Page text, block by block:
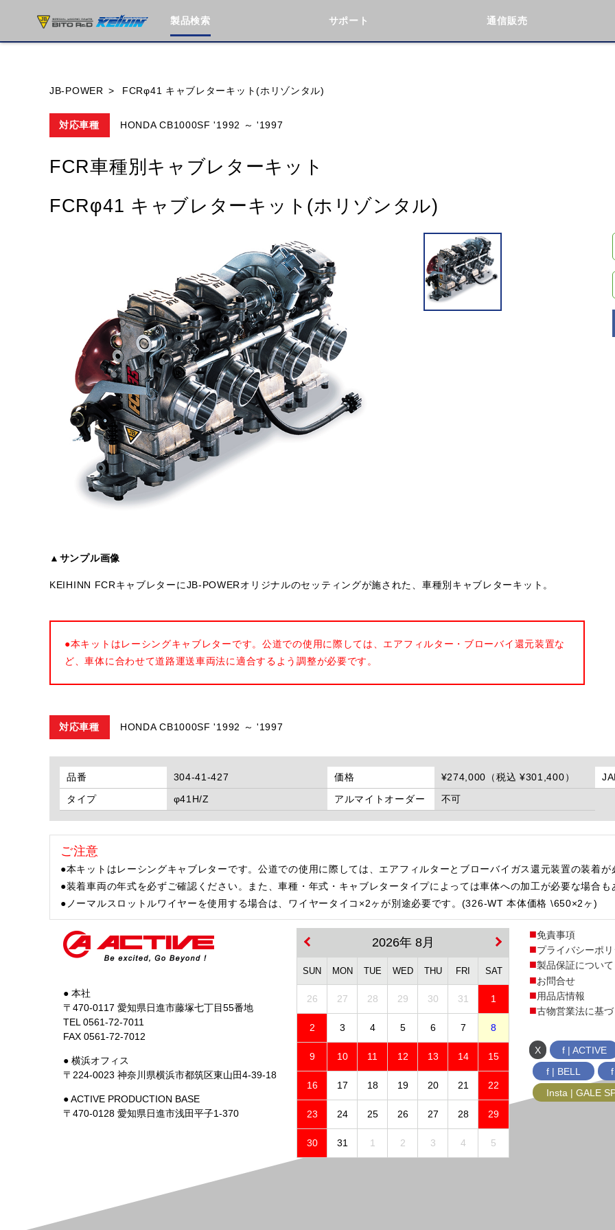
製品検索 サポート 通信販売
閉じる
JB-POWER FCRφ41 キャブレターキット(ホリゾンタル)
対応車種 HONDA CB1000SF '1992 ～ '1997
FCR車種別キャブレターキット
FCRφ41 キャブレターキット(ホリゾンタル)
▲サンプル画像
KEIHINN FCRキャブレターにJB-POWERオリジナルのセッティングが施された、車種別キャブレターキット。
●本キットはレーシングキャブレターです。公道での使用に際しては、エアフィルター・ブローバイ還元装置な
ど、車体に合わせて道路運送車両法に適合するよう調整が必要です。
対応車種 HONDA CB1000SF '1992 ～ '1997
品番 304-41-427 価格 ¥274,000（税込 ¥301,400）
タイプ
φ41H/Z アルマイトオーダー 不可
ご注意
●本キットはレーシングキャブレターです。公道での使用に際しては、エアフィルターとブローバイガス還元装置の装着が
●装着車両の年式を必ずご確認ください。また、車種・年式・キャブレタータイプによっては車体への加工が必要な場合
●ノーマルスロットルワイヤーを使用する場合は、ワイヤータイコ×2ヶが別途必要です。(326-WT 本体価格 \650×2ヶ)
● 本社
〒470-0117 愛知県日進市藤塚七丁目55番地
TEL 0561-72-7011
FAX 0561-72-7012
● 横浜オフィス
〒224-0023 神奈川県横浜市都筑区東山田4-39-18
● ACTIVE PRODUCTION BASE
〒470-0128 愛知県日進市浅田平子1-370
2026年 8月
SUN MON TUE WED THU FRI SAT
26 27 28 29 30 31 1
2 3 4 5 6 7 8
9 10 11 12 13 14 15
16 17 18 19 20 21 22
23 24 25 26 27 28 29
30 31 1 2 3 4 5
免責事項
プライバシーポ
製品保証について
お問合せ
用品店情報
古物営業法に基
X
f | ACTIVE
f | BELL
Insta | GALE